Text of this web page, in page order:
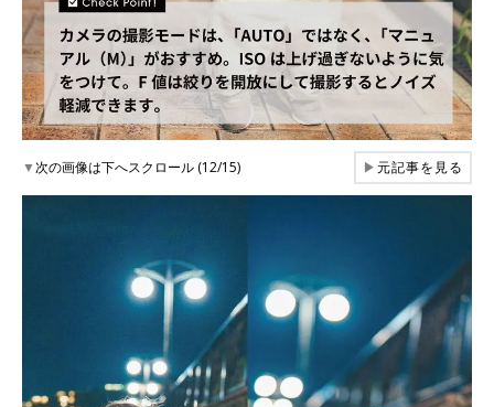
▼次の画像は下へスクロール (12/15) ▶元記事を見る